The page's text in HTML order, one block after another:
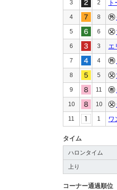
3 2
4 8
5 6
6 3 エ
7 4
8 5
9 11
10 10
11 1 ワ
タイム
ハロンタイム
上り
コーナー通過順位